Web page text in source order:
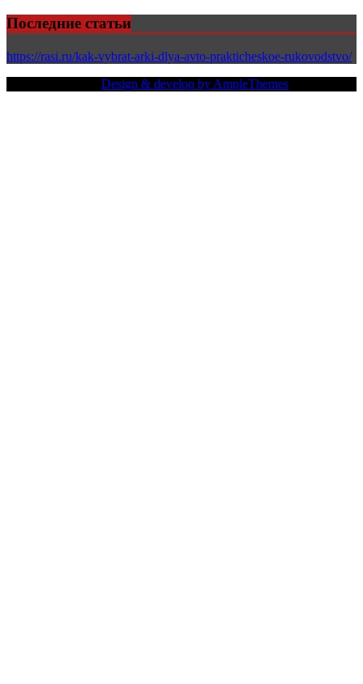
Последние статьи
https://rasi.ru/kak-vybrat-arki-dlya-avto-prakticheskoe-rukovodstvo/
Design & develop by AmpleThemes